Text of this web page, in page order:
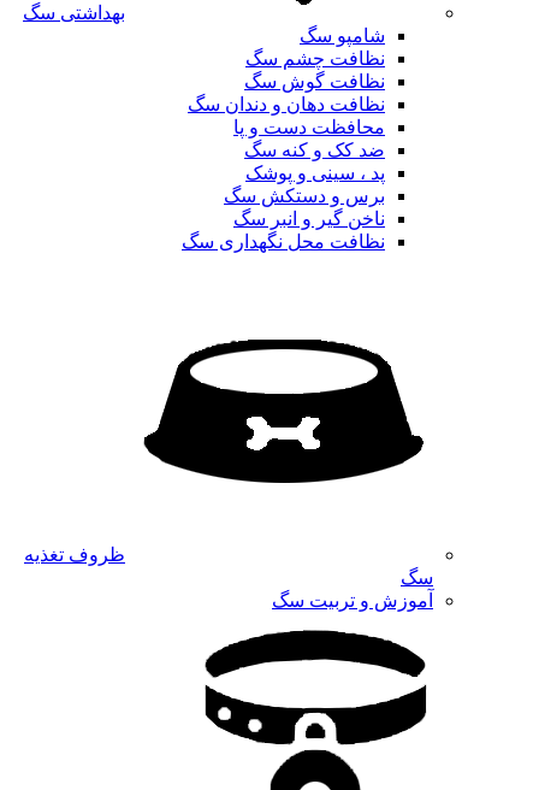
بهداشتی سگ
شامپو سگ
نظافت چشم سگ
نظافت گوش سگ
نظافت دهان و دندان سگ
محافظت دست و پا
ضد کک و کنه سگ
پد ، سینی و پوشک
برس و دستکش سگ
ناخن گیر و انبر سگ
نظافت محل نگهداری سگ
ظروف تغذیه
سگ
آموزش و تربیت سگ